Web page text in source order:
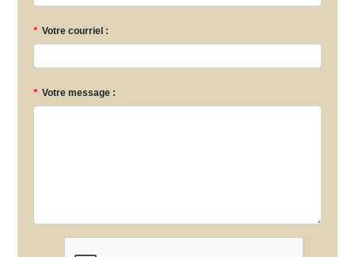
* Votre courriel :
* Votre message :